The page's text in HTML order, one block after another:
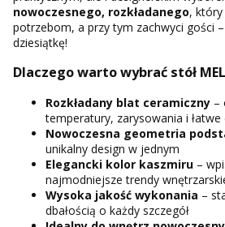
nowoczesnego, rozkładanego,
potrzebom, a przy tym zachwyci gości
dziesiątkę!
Dlaczego warto wybrać stół
Rozkładany blat ceramiczny –
temperatury, zarysowania i łatwe
Nowoczesna geometria
unikalny design w jednym
Elegancki kolor kaszmiru –
najmodniejsze trendy
Wysoka jakość wykonania –
dbałością o każdy szczegół